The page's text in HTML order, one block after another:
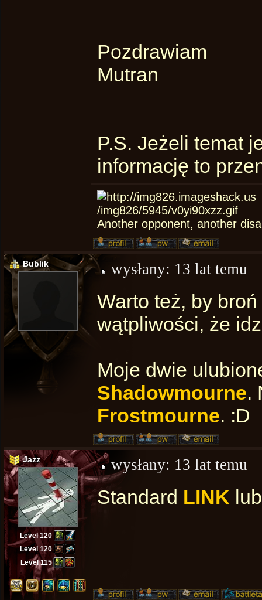
Pozdrawiam
Mutran
P.S. Jeżeli temat
informację to
Another opponent, another
Bublik wysłany: 13 lat temu
Warto też, by
wątpliwości, że
Moje dwie
Shadowmourne.
Frostmourne. :D
Jazz
Level 120
Level 120
Level 115
wysłany: 13 lat temu
Standard LINK